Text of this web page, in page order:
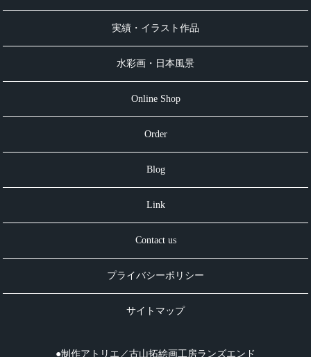
実績・イラスト作品
水彩画・日本風景
Online Shop
Order
Blog
Link
Contact us
プライバシーポリシー
サイトマップ
●制作アトリエ／古山拓絵画工房ランズエンド